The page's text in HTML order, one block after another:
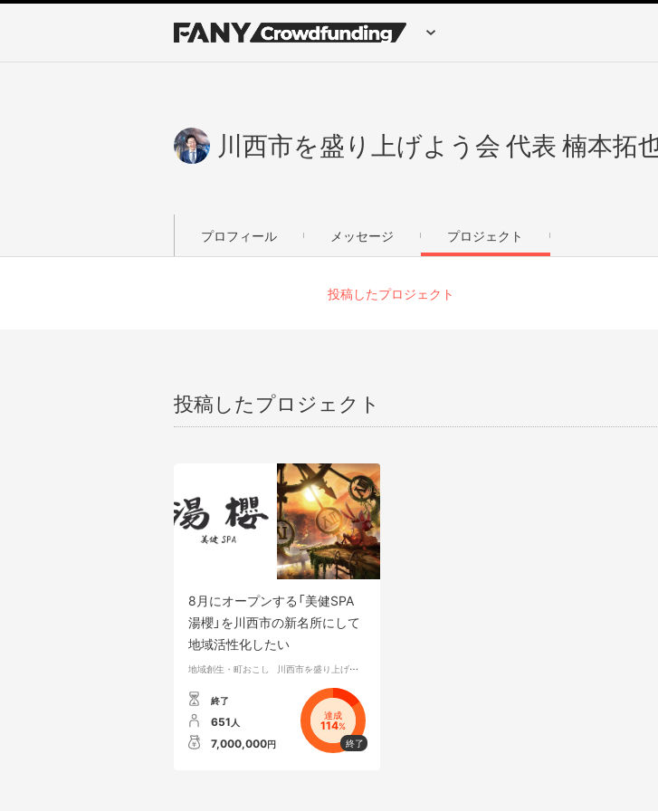
川西市を盛り上げよう会 代表 楠本拓
プロフィール メッセージ プロジェクト
投稿したプロジェクト
投稿したプロジェクト
8月にオープンする「美健SPA
湯櫻」を川西市の新名所にして
地域活性化したい
地域創生・町おこし 川西市を盛り上げよう会 代表 楠本拓也
終了
651 人
7,000,000円
達成
114%